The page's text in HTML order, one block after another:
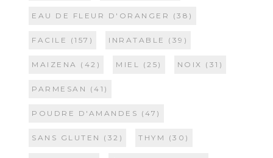
EAU DE FLEUR D'ORANGER (38)
FACILE (157) INRATABLE (39)
MAIZENA (42) MIEL (25) NOIX (31)
PARMESAN (41)
POUDRE D'AMANDES (47)
SANS GLUTEN (32) THYM (30)